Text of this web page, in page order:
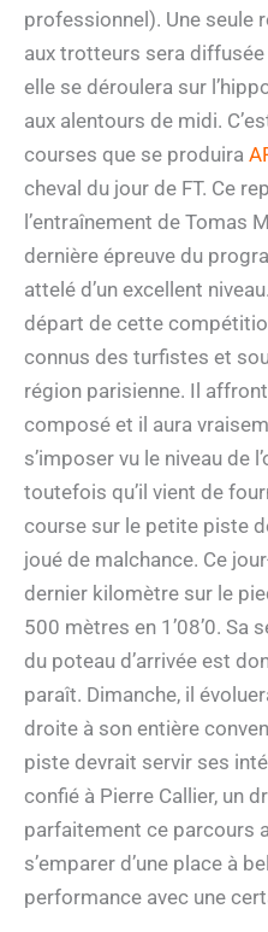
professionnel). Une seule
aux trotteurs sera
elle se déroulera sur
aux alentours de midi.
courses que se produira
cheval du jour de FT. Ce
l’entraînement de Tomas
dernière épreuve du
attelé d’un excellent
départ de cette
connus des turfistes et
région parisienne. Il
composé et il aura
s’imposer vu le niveau de
toutefois qu’il vient de
course sur le petite piste
joué de malchance. Ce
dernier kilomètre sur le
500 mètres en 1’08’0. Sa
du poteau d’arrivée est
paraît. Dimanche, il
droite à son entière
piste devrait servir ses
confié à Pierre Callier, un
parfaitement ce parcours
s’emparer d’une place à
performance avec une